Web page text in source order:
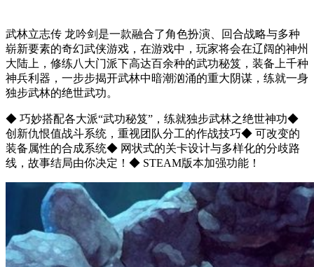
武林立志传 龙吟剑是一款融合了角色扮演、回合战略与多种
崭新要素的奇幻武侠游戏，在游戏中，玩家将会在辽阔的神州
大陆上，修练八大门派下高达百余种的武功秘笈，装备上千种
神兵利器，一步步揭开武林中暗潮汹涌的重大阴谋，练就一身
独步武林的绝世武功。
◆ 巧妙搭配各大派“武功秘笈”，练就独步武林之绝世神功◆
创新仇恨值战斗系统，重视团队分工的作战技巧◆ 可改变的
装备属性的合成系统◆ 网状式的关卡设计与多样化的分歧路
线，故事结局由你决定！◆ STEAM版本加强功能！